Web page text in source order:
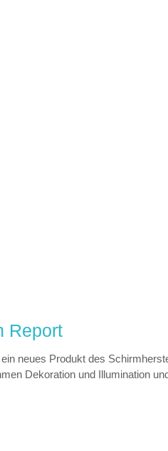
Report
ein neues Produkt des
Dekoration und Illumination